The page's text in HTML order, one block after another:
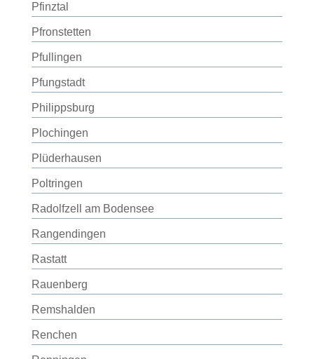
Pfinztal
Pfronstetten
Pfullingen
Pfungstadt
Philippsburg
Plochingen
Plüderhausen
Poltringen
Radolfzell am Bodensee
Rangendingen
Rastatt
Rauenberg
Remshalden
Renchen